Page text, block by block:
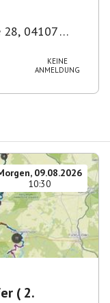
28, 04107
KEINE
ANMELDUNG
09.08.2026
10:30
( 2.